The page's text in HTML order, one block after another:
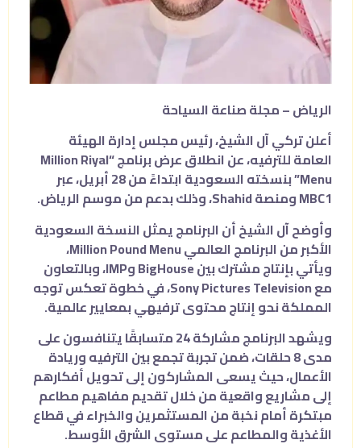
الرياض – مجلة صناعة السياحة
أعلنتركي آل الشيخ، رئيس مجلس إدارةالهيئة
العامة للترفيه
، عن انطلاق عرض برنامج “Million Riyal
Menu” بنسخته السعودية ابتداءً من 28 أبريل، عبر
MBC1ومنصةShahid، وذلك بدعم منموسم الرياض.
وأوضح آل الشيخ أن البرنامج يمثل النسخة السعودية
الأكبر من البرنامج العالمي Million Pound Menu،
ويأتي بإنتاج مشترك بينBigHouseوIMP، وبالتعاون
معSony Pictures Television، في خطوة تعكس توجه
المملكة نحو إنتاج محتوى ترفيهي بمعايير عالمية.
ويشهد البرنامج مشاركة 24 متسابقًا يتنافسون على
مدى 8 حلقات، ضمن تجربة تجمع بين الترفيه وريادة
الأعمال، حيث يسعى المشاركون إلى تحويل أفكارهم
إلى مشاريع واقعية من خلال تقديم مفاهيم مطاعم
مبتكرة أمام نخبة من المستثمرين والخبراء في قطاع
الأغذية والمطاعم على مستوى الشرق الأوسط.